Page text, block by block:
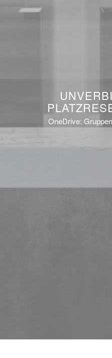
OneDrive: